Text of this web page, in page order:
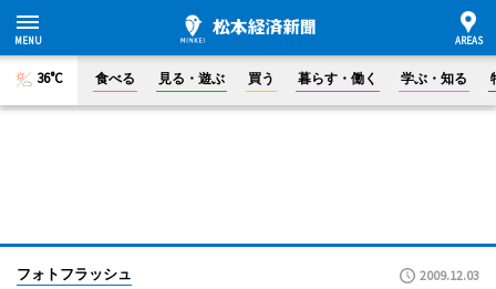
36°C 食べる 見る・遊ぶ 買う 暮らす・働く 学ぶ・知る
フォトフラッシュ 2009.12.03